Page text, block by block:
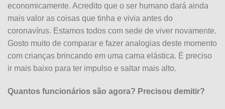
economicamente. Acredito que o ser humano dará ainda
mais valor as coisas que tinha e vivia antes do
coronavírus. Estamos todos com sede de viver novamente.
Gosto muito de comparar e fazer analogias deste momento
com crianças brincando em uma cama elástica. É preciso
ir mais baixo para ter impulso e saltar mais alto.
Quantos funcionários são agora? Precisou demitir?